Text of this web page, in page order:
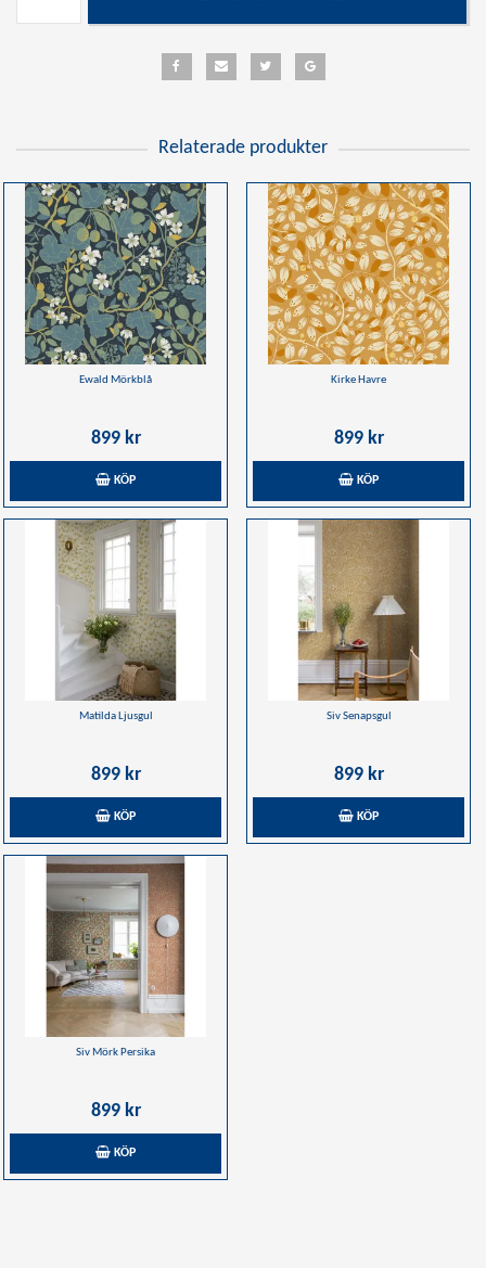
Relaterade produkter
Ewald Mörkblå
899 kr
KÖP
Kirke Havre
899 kr
KÖP
Matilda Ljusgul
899 kr
KÖP
Siv Senapsgul
899 kr
KÖP
Siv Mörk Persika
899 kr
KÖP